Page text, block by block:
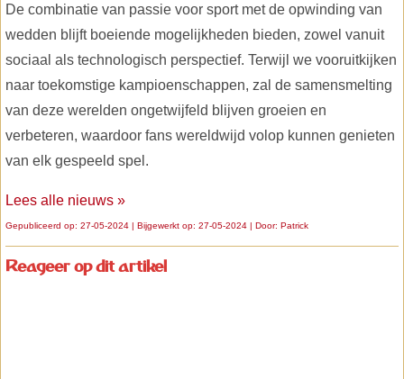
De combinatie van passie voor sport met de opwinding van
wedden blijft boeiende mogelijkheden bieden, zowel vanuit
sociaal als technologisch perspectief. Terwijl we vooruitkijken
naar toekomstige kampioenschappen, zal de samensmelting
van deze werelden ongetwijfeld blijven groeien en
verbeteren, waardoor fans wereldwijd volop kunnen genieten
van elk gespeeld spel.
Lees alle nieuws »
Gepubliceerd op: 27-05-2024 | Bijgewerkt op: 27-05-2024 | Door: Patrick
Reageer op dit artikel